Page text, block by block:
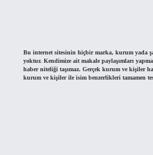
Bu internet sitesinin hiçbir marka, kurum yada
yoktur. Kendimize ait makale paylaşımları
haber niteliği taşımaz. Gerçek kurum ve kişiler
kurum ve kişiler ile isim benzerlikleri tamamen